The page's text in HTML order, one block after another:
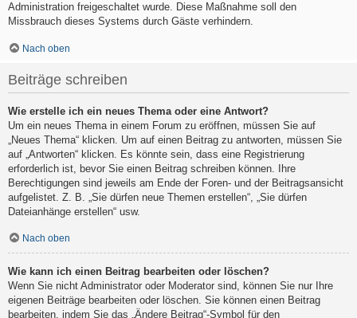
Administration freigeschaltet wurde. Diese Maßnahme soll den
Missbrauch dieses Systems durch Gäste verhindern.
Nach oben
Beiträge schreiben
Wie erstelle ich ein neues Thema oder eine Antwort?
Um ein neues Thema in einem Forum zu eröffnen, müssen Sie auf
„Neues Thema“ klicken. Um auf einen Beitrag zu antworten, müssen Sie
auf „Antworten“ klicken. Es könnte sein, dass eine Registrierung
erforderlich ist, bevor Sie einen Beitrag schreiben können. Ihre
Berechtigungen sind jeweils am Ende der Foren- und der Beitragsansicht
aufgelistet. Z. B. „Sie dürfen neue Themen erstellen“, „Sie dürfen
Dateianhänge erstellen“ usw.
Nach oben
Wie kann ich einen Beitrag bearbeiten oder löschen?
Wenn Sie nicht Administrator oder Moderator sind, können Sie nur Ihre
eigenen Beiträge bearbeiten oder löschen. Sie können einen Beitrag
bearbeiten, indem Sie das „Ändere Beitrag“-Symbol für den